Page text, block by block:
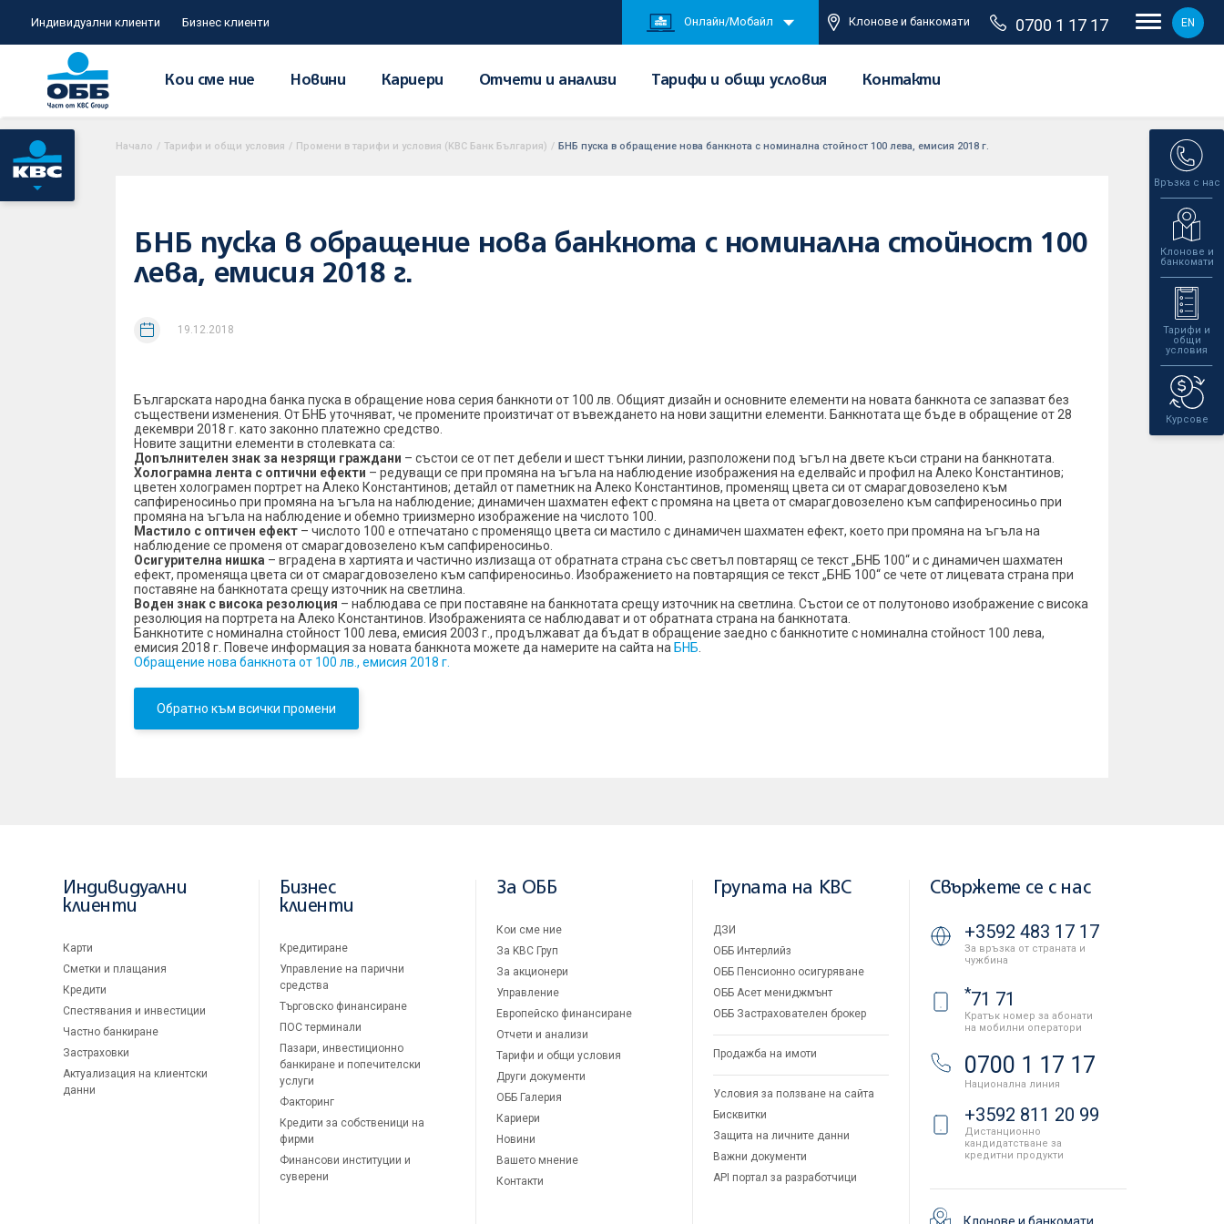
Индивидуални клиенти Бизнес клиенти Онлайн/Мобайл Клонове и банкомати 0700 1 17 17 EN
Кои сме ние Новини Кариери Отчети и анализи Тарифи и общи условия Контакти
Връзка с нас
Клонове и
банкомати
Тарифи и
общи
условия
Курсове
Начало / Тарифи и общи условия / Промени в тарифи и условия (KBC Банк България) / БНБ пуска в обращение нова банкнота с номинална стойност 100 лева, емисия 2018 г.
БНБ пуска в обращение нова банкнота с номинална стойност 100
лева, емисия 2018 г.
19.12.2018
Българската народна банка пуска в обращение нова серия банкноти от 100 лв. Общият дизайн и основните елементи на новата банкнота се запазват без
съществени изменения. От БНБ уточняват, че промените произтичат от въвеждането на нови защитни елементи. Банкнотата ще бъде в обращение от 28
декември 2018 г. като законно платежно средство.
Новите защитни елементи в столевката са:
Допълнителен знак за незрящи граждани – състои се от пет дебели и шест тънки линии, разположени под ъгъл на двете къси страни на банкнотата.
Холограмна лента с оптични ефекти – редуващи се при промяна на ъгъла на наблюдение изображения на еделвайс и профил на Алеко Константинов;
цветен холограмен портрет на Алеко Константинов; детайл от паметник на Алеко Константинов, променящ цвета си от смарагдовозелено към
сапфиреносиньо при промяна на ъгъла на наблюдение; динамичен шахматен ефект с промяна на цвета от смарагдовозелено към сапфиреносиньо при
промяна на ъгъла на наблюдение и обемно триизмерно изображение на числото 100.
Мастило с оптичен ефект – числото 100 е отпечатано с променящо цвета си мастило с динамичен шахматен ефект, което при промяна на ъгъла на
наблюдение се променя от смарагдовозелено към сапфиреносиньо.
Осигурителна нишка – вградена в хартията и частично излизаща от обратната страна със светъл повтарящ се текст „БНБ 100“ и с динамичен шахматен
ефект, променяща цвета си от смарагдовозелено към сапфиреносиньо. Изображението на повтарящия се текст „БНБ 100“ се чете от лицевата страна при
поставяне на банкнотата срещу източник на светлина.
Воден знак с висока резолюция – наблюдава се при поставяне на банкнотата срещу източник на светлина. Състои се от полутоново изображение с висока
резолюция на портрета на Алеко Константинов. Изображенията се наблюдават и от обратната страна на банкнотата.
Банкнотите с номинална стойност 100 лева, емисия 2003 г., продължават да бъдат в обращение заедно с банкнотите с номинална стойност 100 лева,
емисия 2018 г. Повече информация за новата банкнота можете да намерите на сайта на БНБ
Обращение нова банкнота от 100 лв., емисия 2018 г.
Обратно към всички промени
Индивидуални
клиенти
Карти
Сметки и плащания
Кредити
Спестявания и инвестиции
Частно банкиране
Застраховки
Актуализация на клиентски
данни
Бизнес
клиенти
Кредитиране
Управление на парични
средства
Търговско финансиране
ПОС терминали
Пазари, инвестиционно
банкиране и попечителски
услуги
Факторинг
Кредити за собственици на
фирми
Финансови институции и
суверени
За ОББ
Кои сме ние
За KBC Груп
За акционери
Управление
Европейско финансиране
Отчети и анализи
Тарифи и общи условия
Други документи
ОББ Галерия
Кариери
Новини
Вашето мнение
Контакти
Групата на KBC
ДЗИ
ОББ Интерлийз
ОББ Пенсионно осигуряване
ОББ Асет мениджмънт
ОББ Застрахователен брокер
Продажба на имоти
Условия за ползване на сайта
Бисквитки
Защита на личните данни
Важни документи
API портал за разработчици
Свържете се с нас
+3592 483 17 17
За връзка от страната и
чужбина
*71 71
Кратък номер за абонати
на мобилни оператори
0700 1 17 17
Национална линия
+3592 811 20 99
Дистанционно
кандидатстване за
кредитни продукти
Клонове и банкомати